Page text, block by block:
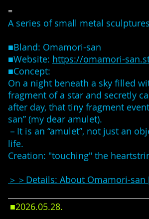
=
A series of small metal
■Bland: Omamori-san
■Website: https://omamori-
■Concept:​
On a night beneath a sky filled
fragment of a star and secretly
after day, that tiny fragment
san” (my dear amulet).
－It is an “amulet”, not just an
life.
​Creation: "touching" the
＞＞Details: About Omamori-
■2026.05.28.